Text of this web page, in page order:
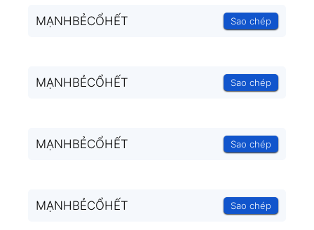
MẠNHBẺCỔHẾT Sao chép
MẠNHBẺCỔHẾT Sao chép
MẠNHBẺCỔHẾT Sao chép
MẠNHBẺCỔHẾT Sao chép